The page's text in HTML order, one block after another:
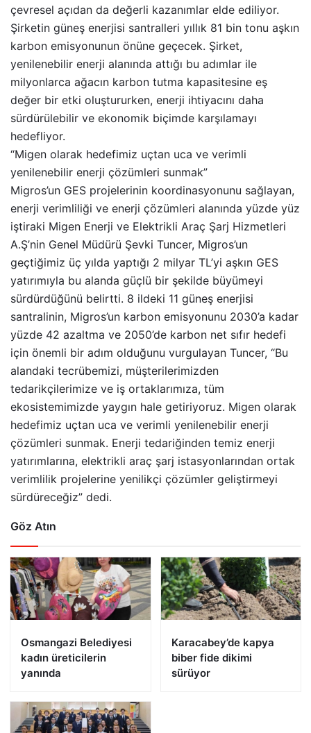
çevresel açıdan da değerli kazanımlar elde ediliyor.
Şirketin güneş enerjisi santralleri yıllık 81 bin tonu aşkın
karbon emisyonunun önüne geçecek. Şirket,
yenilenebilir enerji alanında attığı bu adımlar ile
milyonlarca ağacın karbon tutma kapasitesine eş
değer bir etki oluştururken, enerji ihtiyacını daha
sürdürülebilir ve ekonomik biçimde karşılamayı
hedefliyor.
“Migen olarak hedefimiz uçtan uca ve verimli
yenilenebilir enerji çözümleri sunmak”
Migros’un GES projelerinin koordinasyonunu sağlayan,
enerji verimliliği ve enerji çözümleri alanında yüzde yüz
iştiraki Migen Enerji ve Elektrikli Araç Şarj Hizmetleri
A.Ş’nin Genel Müdürü Şevki Tuncer, Migros’un
geçtiğimiz üç yılda yaptığı 2 milyar TL’yi aşkın GES
yatırımıyla bu alanda güçlü bir şekilde büyümeyi
sürdürdüğünü belirtti. 8 ildeki 11 güneş enerjisi
santralinin, Migros’un karbon emisyonunu 2030’a kadar
yüzde 42 azaltma ve 2050’de karbon net sıfır hedefi
için önemli bir adım olduğunu vurgulayan Tuncer, “Bu
alandaki tecrübemizi, müşterilerimizden
tedarikçilerimize ve iş ortaklarımıza, tüm
ekosistemimizde yaygın hale getiriyoruz. Migen olarak
hedefimiz uçtan uca ve verimli yenilenebilir enerji
çözümleri sunmak. Enerji tedariğinden temiz enerji
yatırımlarına, elektrikli araç şarj istasyonlarından ortak
verimlilik projelerine yenilikçi çözümler geliştirmeyi
sürdüreceğiz” dedi.
Göz Atın
Osmangazi Belediyesi
kadın üreticilerin
yanında
Karacabey’de kapya
biber fide dikimi
sürüyor